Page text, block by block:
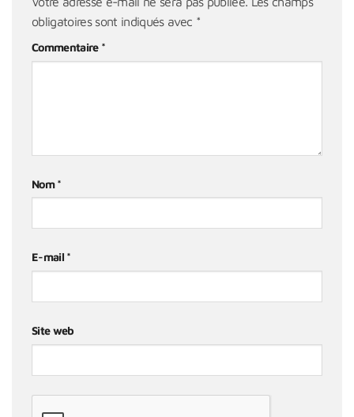
obligatoires sont indiqués avec *
Commentaire *
Nom*
E-mail *
Site web